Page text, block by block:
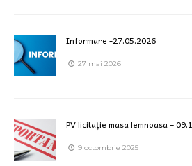
Informare -27.05.2026
27 mai 2026
PV licitație masa lemnoasa –
9 octombrie 2025